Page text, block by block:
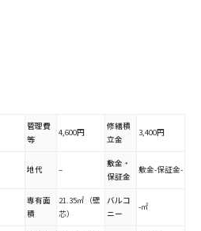
管理費
等
4,600円
修繕積
立金
3,400円
地代 –
敷金・
保証金
敷金-保証金-
専有面
積
21.35㎡（壁
芯）
バルコ
ニー
-㎡